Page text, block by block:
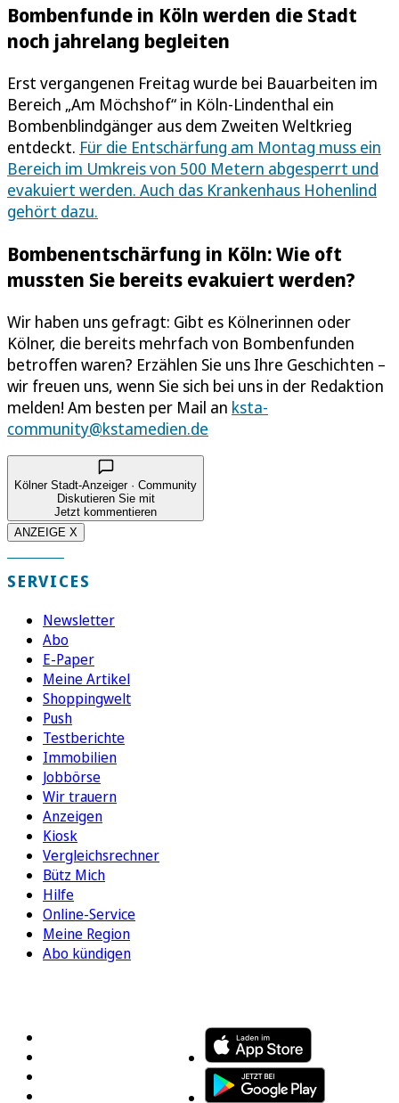
Bombenfunde in Köln werden die Stadt
noch jahrelang begleiten
Erst vergangenen Freitag wurde bei Bauarbeiten im
Bereich „Am Möchshof“ in Köln-Lindenthal ein
Bombenblindgänger aus dem Zweiten Weltkrieg
entdeckt. Für die Entschärfung am Montag muss ein
Bereich im Umkreis von 500 Metern abgesperrt und
evakuiert werden. Auch das Krankenhaus Hohenlind
gehört dazu.
Bombenentschärfung in Köln: Wie oft
mussten Sie bereits evakuiert werden?
Wir haben uns gefragt: Gibt es Kölnerinnen oder
Kölner, die bereits mehrfach von Bombenfunden
betroffen waren? Erzählen Sie uns Ihre Geschichten –
wir freuen uns, wenn Sie sich bei uns in der Redaktion
melden! Am besten per Mail an ksta-
community@kstamedien.de
Kölner Stadt-Anzeiger · Community
Diskutieren Sie mit
Jetzt kommentieren
ANZEIGE X
SERVICES
Newsletter
Abo
E-Paper
Meine Artikel
Shoppingwelt
Push
Testberichte
Immobilien
Jobbörse
Wir trauern
Anzeigen
Kiosk
Vergleichsrechner
Bütz Mich
Hilfe
Online-Service
Meine Region
Abo kündigen